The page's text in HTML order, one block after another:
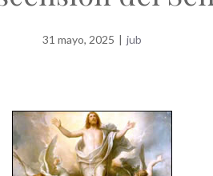
31 mayo, 2025 | jub